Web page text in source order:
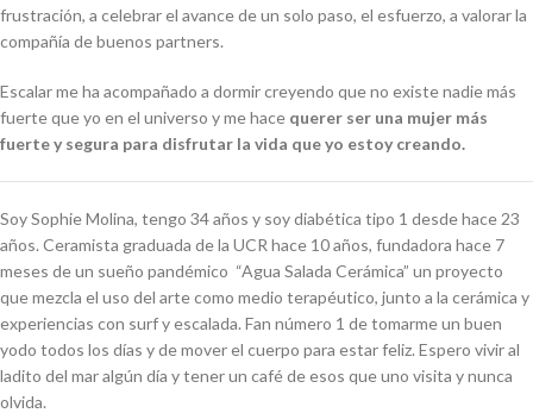
frustración, a celebrar el avance de un solo paso, el esfuerzo, a valorar la
compañía de buenos partners.
Escalar me ha acompañado a dormir creyendo que no existe nadie más
fuerte que yo en el universo y me hace querer ser una mujer más
fuerte y segura para disfrutar la vida que yo estoy creando.
Soy Sophie Molina, tengo 34 años y soy diabética tipo 1 desde hace 23
años. Ceramista graduada de la UCR hace 10 años, fundadora hace 7
meses de un sueño pandémico “Agua Salada Cerámica” un proyecto
que mezcla el uso del arte como medio terapéutico, junto a la cerámica y
experiencias con surf y escalada. Fan número 1 de tomarme un buen
yodo todos los días y de mover el cuerpo para estar feliz. Espero vivir al
ladito del mar algún día y tener un café de esos que uno visita y nunca
olvida.